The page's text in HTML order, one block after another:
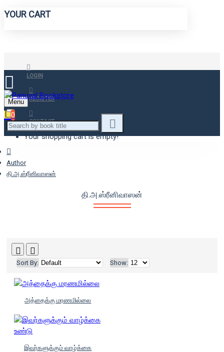
YOUR CART
LOGIN
REGISTER
CONTACT
Menu
0
Your shopping cart is empty!
Author
தி.அ.ஸ்ரீனிவாஸன்
தி.அ.ஸ்ரீனிவாஸன்
Sort By: Show:
அத்தைக்கு மரணமில்லை
இவர்களுக்கும் வாழ்க்கை